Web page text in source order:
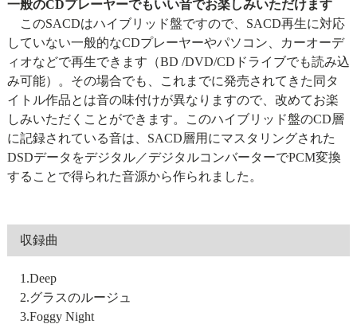
一般のCDプレーヤーでもいい音でお楽しみいただけます
このSACDはハイブリッド盤ですので、SACD再生に対応
していない一般的なCDプレーヤーやパソコン、カーオーデ
ィオなどで再生できます（BD /DVD/CDドライブでも読み込
み可能）。その場合でも、これまでに発売されてきた同タ
イトル作品とは音の味付けが異なりますので、改めてお楽
しみいただくことができます。このハイブリッド盤のCD層
に記録されている音は、SACD層用にマスタリングされた
DSDデータをデジタル／デジタルコンバーターでPCM変換
することで得られた音源から作られました。
収録曲
1.Deep
2.グラスのルージュ
3.Foggy Night